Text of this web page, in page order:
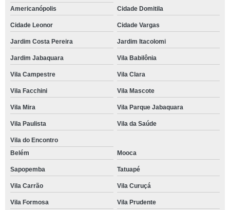
Americanópolis
Cidade Domitila
Cidade Leonor Cidade Vargas
Jardim Costa Pereira Jardim Itacolomi
Jardim Jabaquara Vila Babilônia
Vila Campestre Vila Clara
Vila Facchini Vila Mascote
Vila Mira Vila Parque Jabaquara
Vila Paulista Vila da Saúde
Vila do Encontro
Belém
Mooca
Sapopemba Tatuapé
Vila Carrão Vila Curuçá
Vila Formosa
Vila Prudente